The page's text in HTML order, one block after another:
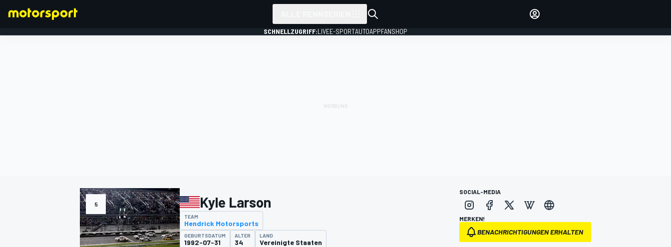
EINLOGGEN
SCHNELLZUGRIFF:LIVEE-SPORTAUTOAPPFANSHOP
5 Kyle Larson
TEAM
Hendrick Motorsports
GEBURTSDATUM
1992-07-31
ALTER
34
LAND
Vereinigte Staaten
SOCIAL-MEDIA
MERKEN!
BENACHRICHTIGUNGEN ERHALTEN